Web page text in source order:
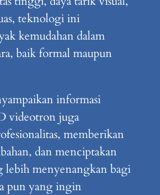
teknologi ini
kemudahan dalam
baik formal maupun
informasi
videotron juga
memberikan
dan menciptakan
lebih menyenangkan bagi
pun yang ingin